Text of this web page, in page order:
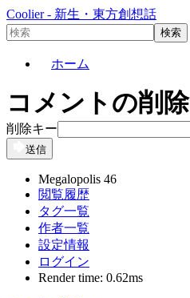
Coolier - 新生・東方創想話
ホーム
コメントの削除
削除キー
送信
Megalopolis 46
閲覧履歴
タグ一覧
作者一覧
設定情報
ログイン
Render time: 0.62ms